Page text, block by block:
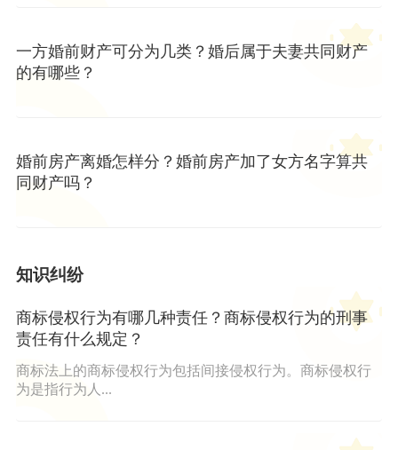
一方婚前财产可分为几类？婚后属于夫妻共同财产
的有哪些？
婚前房产离婚怎样分？婚前房产加了女方名字算共
同财产吗？
知识纠纷
商标侵权行为有哪几种责任？商标侵权行为的刑事
责任有什么规定？
商标法上的商标侵权行为包括间接侵权行为。商标侵权行
为是指行为人...